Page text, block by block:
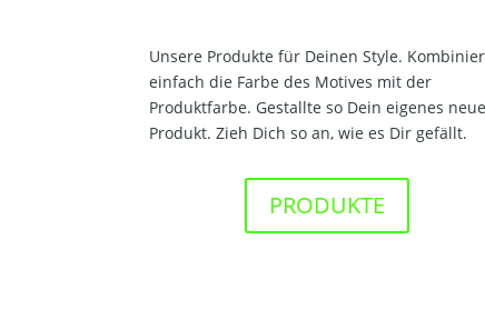
Unsere Produkte für Deinen Style.
einfach die Farbe des Motives mit der
Produktfarbe. Gestallte so Dein eigenes
Produkt. Zieh Dich so an, wie es Dir gefällt.
PRODUKTE